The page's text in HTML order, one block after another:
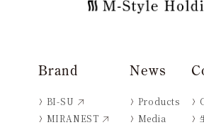
Brand
BI-SU
MIRANEST
News
Products
Media